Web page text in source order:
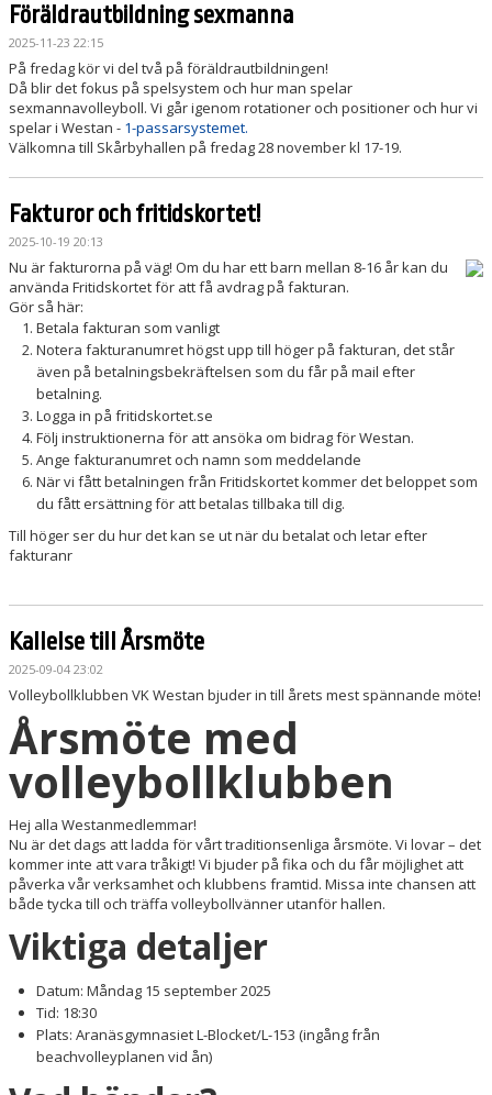
Föräldrautbildning sexmanna
2025-11-23 22:15
På fredag kör vi del två på föräldrautbildningen!
Då blir det fokus på spelsystem och hur man spelar
sexmannavolleyboll. Vi går igenom rotationer och positioner och hur vi
spelar i Westan - 1-passarsystemet.
Välkomna till Skårbyhallen på fredag 28 november kl 17-19.
Fakturor och fritidskortet!
2025-10-19 20:13
Nu är fakturorna på väg! Om du har ett barn mellan 8-16 år kan du
använda Fritidskortet för att få avdrag på fakturan.
Gör så här:
Betala fakturan som vanligt
Notera fakturanumret högst upp till höger på fakturan, det står
även på betalningsbekräftelsen som du får på mail efter
betalning.
Logga in på fritidskortet.se
Följ instruktionerna för att ansöka om bidrag för Westan.
Ange fakturanumret och namn som meddelande
När vi fått betalningen från Fritidskortet kommer det beloppet som
du fått ersättning för att betalas tillbaka till dig.
Till höger ser du hur det kan se ut när du betalat och letar efter
fakturanr
Kallelse till Årsmöte
2025-09-04 23:02
Volleybollklubben VK Westan bjuder in till årets mest spännande möte!
Årsmöte med
volleybollklubben
Hej alla Westanmedlemmar!
Nu är det dags att ladda för vårt traditionsenliga årsmöte. Vi lovar – det
kommer inte att vara tråkigt! Vi bjuder på fika och du får möjlighet att
påverka vår verksamhet och klubbens framtid. Missa inte chansen att
både tycka till och träffa volleybollvänner utanför hallen.
Viktiga detaljer
Datum: Måndag 15 september 2025
Tid: 18:30
Plats: Aranäsgymnasiet L-Blocket/L-153 (ingång från
beachvolleyplanen vid ån)